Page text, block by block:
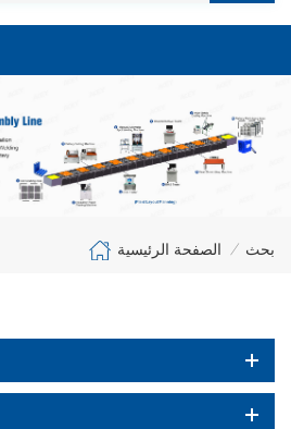
الصفحة الرئيسية / بحث